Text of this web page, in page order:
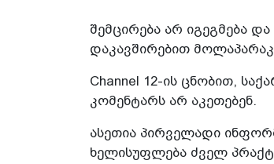
შემცირება არ იგეგმება
დაკავშირებით
Channel 12-ის ცნობით,
კომენტარს არ აკეთებენ.
ასეთია პირველადი
ხელისუფლება ძველ